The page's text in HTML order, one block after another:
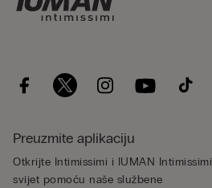
Preuzmite aplikaciju
Otkrijte Intimissimi i IUMAN Intimissimi
svijet pomoću naše službene